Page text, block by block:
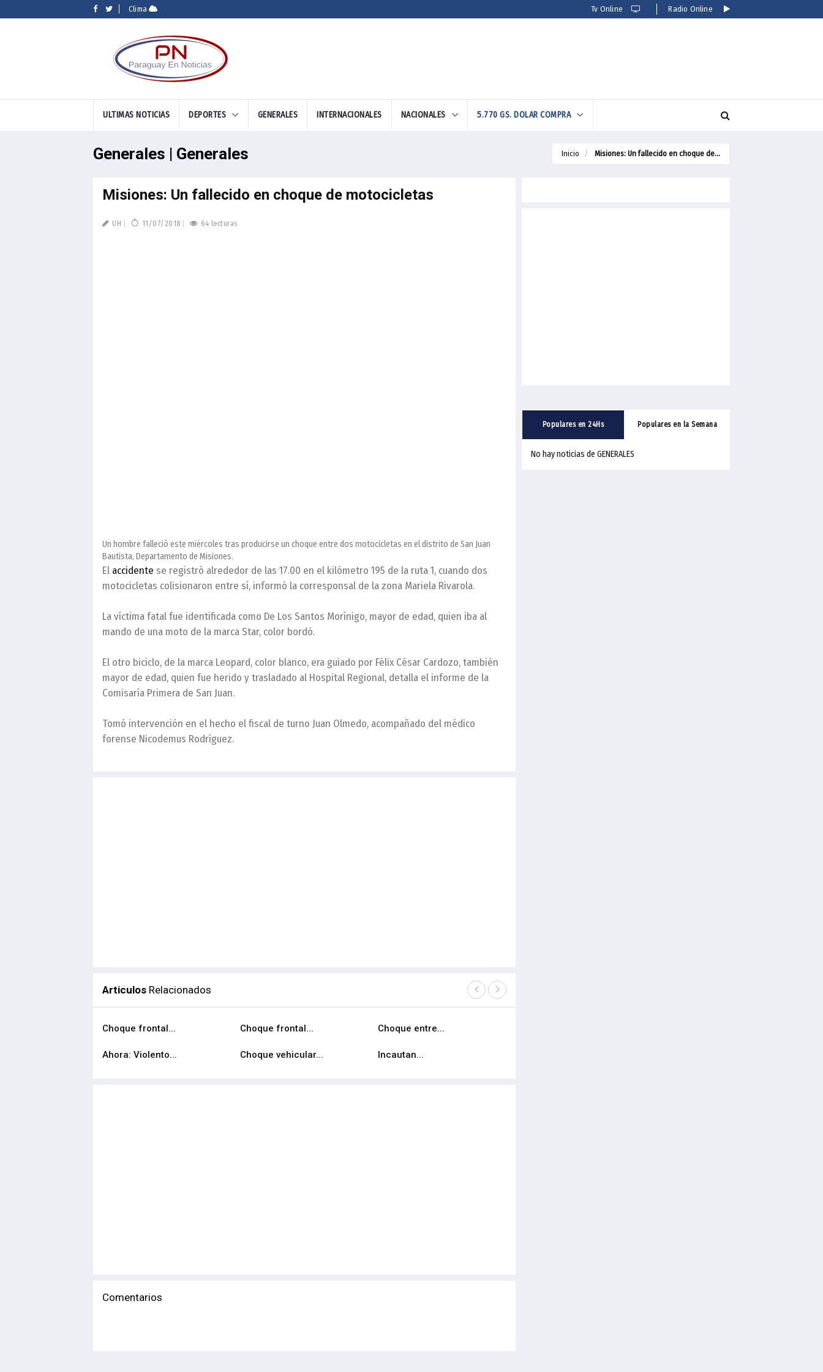
Clima Tv Online Radio Online
ULTIMAS NOTICIAS DEPORTES GENERALES INTERNACIONALES NACIONALES 5.770 GS. DOLAR COMPRA
Generales | Generales Inicio Misiones: Un fallecido en choque de...
Misiones: Un fallecido en choque de motocicletas
UH 11/07/2018 64 lecturas
Un hombre falleció este miércoles tras producirse un choque entre dos motocicletas en el distrito de San Juan
Bautista, Departamento de Misiones.
El accidente se registró alrededor de las 17.00 en el kilómetro 195 de la ruta 1, cuando dos
motocicletas colisionaron entre sí, informó la corresponsal de la zona Mariela Rivarola.
La víctima fatal fue identificada como De Los Santos Morínigo, mayor de edad, quien iba al
mando de una moto de la marca Star, color bordó.
El otro biciclo, de la marca Leopard, color blanco, era guiado por Félix César Cardozo, también
mayor de edad, quien fue herido y trasladado al Hospital Regional, detalla el informe de la
Comisaría Primera de San Juan.
Tomó intervención en el hecho el fiscal de turno Juan Olmedo, acompañado del médico
forense Nicodemus Rodríguez.
Articulos Relacionados
Choque frontal... Choque frontal... Choque entre...
Ahora: Violento... Choque vehicular... Incautan...
Comentarios
Populares en 24Hs Populares en la Semana
No hay noticias de GENERALES